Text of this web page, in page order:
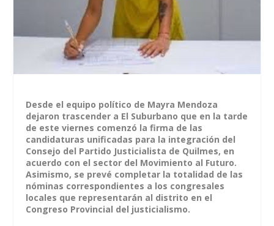
Desde el equipo político de Mayra Mendoza
dejaron trascender a El Suburbano que en la tarde
de este viernes comenzó la firma de las
candidaturas unificadas para la integración del
Consejo del Partido Justicialista de Quilmes, en
acuerdo con el sector del Movimiento al Futuro.
Asimismo, se prevé completar la totalidad de las
nóminas correspondientes a los congresales
locales que representarán al distrito en el
Congreso Provincial del justicialismo.